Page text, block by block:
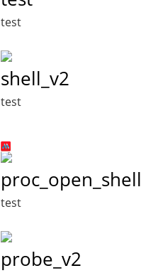
test
shell_v2
test
proc_open_shell
test
probe_v2